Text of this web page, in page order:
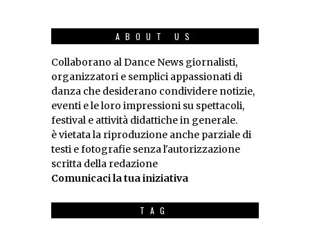
ABOUT US
Collaborano al Dance News giornalisti,
organizzatori e semplici appassionati di
danza che desiderano condividere notizie,
eventi e le loro impressioni su spettacoli,
festival e attività didattiche in generale.
è vietata la riproduzione anche parziale di
testi e fotografie senza l'autorizzazione
scritta della redazione
Comunicaci la tua iniziativa
TAG